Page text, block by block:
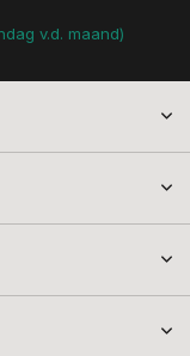
v.d. maand)